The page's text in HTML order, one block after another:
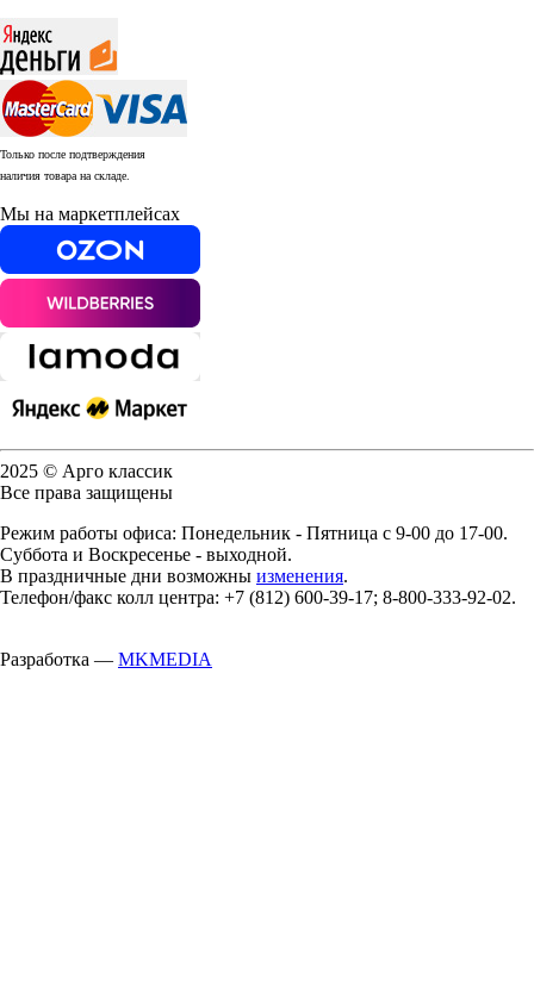
Только после подтверждения
наличия товара на складе.
Мы на маркетплейсах
2025 © Арго классик
Все права защищены
Режим работы офиса: Понедельник - Пятница с 9-00 до 17-00.
Суббота и Воскресенье - выходной.
В праздничные дни возможны изменения.
Телефон/факс колл центра: +7 (812) 600-39-17; 8-800-333-92-02.
Разработка — MKMEDIA